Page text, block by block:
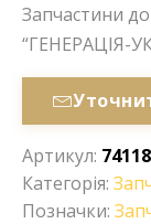
Запчастини
“ГЕНЕРАЦІЯ-
Артикул:
Категорія:
Позначки: